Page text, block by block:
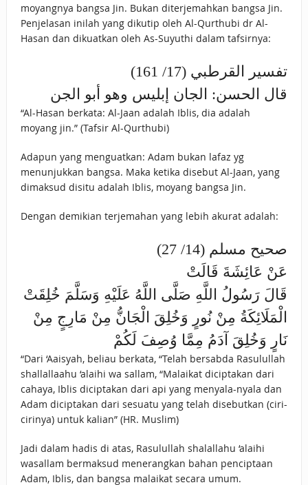
moyangnya bangsa Jin. Bukan diterjemahkan bangsa Jin.
Penjelasan inilah yang dikutip oleh Al-Qurthubi dr Al-
Hasan dan dikuatkan oleh As-Suyuthi dalam tafsirnya:
تفسير القرطبي (17/ 161)
قال الحسن: الجان إبليس وهو أبو الجن
“Al-Hasan berkata: Al-Jaan adalah Iblis, dia adalah
moyang jin.” (Tafsir Al-Qurthubi)
Adapun yang menguatkan: Adam bukan lafaz yg
menunjukkan bangsa. Maka ketika disebut Al-Jaan, yang
dimaksud disitu adalah Iblis, moyang bangsa Jin.
Dengan demikian terjemahan yang lebih akurat adalah:
صحيح مسلم (14/ 27)
عَنْ عَائِشَةَ قَالَتْ
قَالَ رَسُولُ اللَّهِ صَلَّى اللَّهُ عَلَيْهِ وَسَلَّمَ خُلِقَتْ
الْمَلَائِكَةُ مِنْ نُورٍ وَخُلِقَ الْجَانُّ مِنْ مَارِجٍ مِنْ
نَارٍ وَخُلِقَ آدَمُ مِمَّا وُصِفَ لَكُمْ
“Dari ‘Aaisyah, beliau berkata, “Telah bersabda Rasulullah
shallallaahu ‘alaihi wa sallam, “Malaikat diciptakan dari
cahaya, Iblis diciptakan dari api yang menyala-nyala dan
Adam diciptakan dari sesuatu yang telah disebutkan (ciri-
cirinya) untuk kalian” (HR. Muslim)
Jadi dalam hadis di atas, Rasulullah shalallahu ‘alaihi
wasallam bermaksud menerangkan bahan penciptaan
Adam, Iblis, dan bangsa malaikat secara umum.